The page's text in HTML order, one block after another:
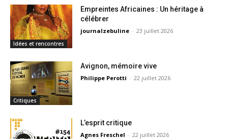
Idées et rencontres
Empreintes Africaines : Un héritage à
célébrer
journalzebuline - 23 juillet 2026
Critiques
Avignon, mémoire vive
Philippe Perotti - 22 juillet 2026
L’esprit critique
Agnes Freschel - 22 juillet 2026